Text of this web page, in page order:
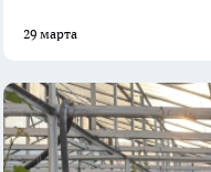
29 марта